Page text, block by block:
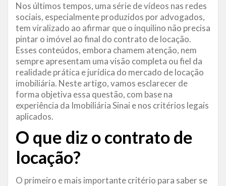
Nos últimos tempos, uma série de vídeos nas redes
sociais, especialmente produzidos por advogados,
tem viralizado ao afirmar que o inquilino não precisa
pintar o imóvel ao final do contrato de locação.
Esses conteúdos, embora chamem atenção, nem
sempre apresentam uma visão completa ou fiel da
realidade prática e jurídica do mercado de locação
imobiliária. Neste artigo, vamos esclarecer de
forma objetiva essa questão, com base na
experiência da Imobiliária Sinai e nos critérios legais
aplicados.
O que diz o contrato de
locação?
O primeiro e mais importante critério para saber se